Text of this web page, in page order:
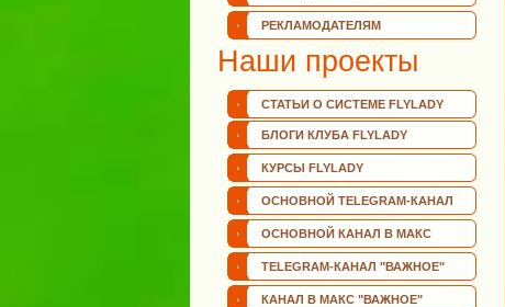
РЕКЛАМОДАТЕЛЯМ
Наши проекты
СТАТЬИ О СИСТЕМЕ FLYLADY
БЛОГИ КЛУБА FLYLADY
КУРСЫ FLYLADY
ОСНОВНОЙ TELEGRAM-КАНАЛ
ОСНОВНОЙ КАНАЛ В МАКС
TELEGRAM-КАНАЛ "ВАЖНОЕ"
КАНАЛ В МАКС "ВАЖНОЕ"